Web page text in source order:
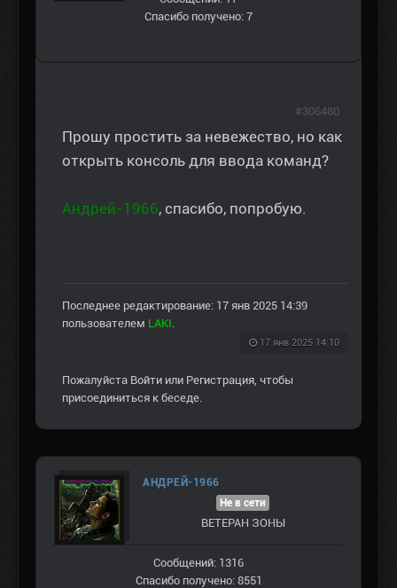
Спасибо получено: 7
Прошу простить за невежество, но как
открыть консоль для ввода команд?
Андрей-1966, спасибо, попробую.
Последнее редактирование: 17 янв 2025 14:39
пользователем LAKI
17 янв 2025 14:10
#306480
Пожалуйста Войти или Регистрация , чтобы
присоединиться к беседе.
АНДРЕЙ-1966
Не в сети
ВЕТЕРАН ЗOНЫ
Сообщений: 1316
Спасибо получено: 8551